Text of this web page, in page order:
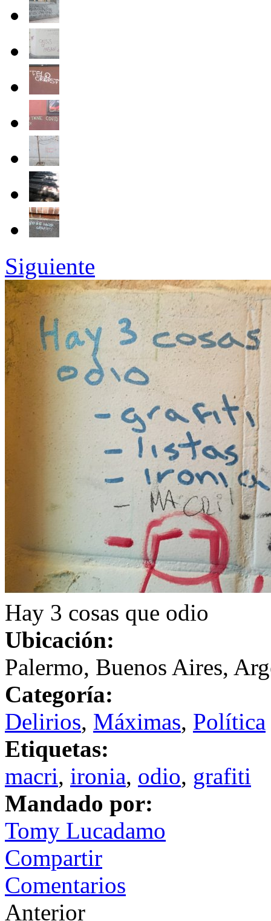
Siguiente
Hay 3 cosas que odio
Ubicación:
Palermo, Buenos Aires,
Categoría:
Delirios, Máximas, Política
Etiquetas:
macri, ironia, odio, grafiti
Mandado por:
Tomy Lucadamo
Compartir
Comentarios
Anterior